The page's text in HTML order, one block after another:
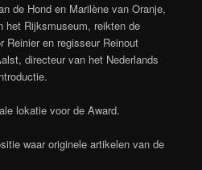
de Hond en Marilène van Oranje,
het Rijksmuseum, reikten de
Reinier en regisseur Reinout
directeur van het Nederlands
lokatie voor de Award.
waar originele artikelen van de